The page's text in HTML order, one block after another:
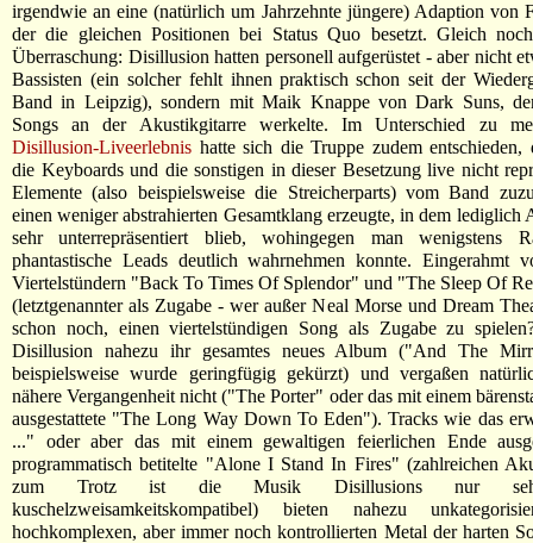
irgendwie an eine (natürlich um Jahrzehnte jüngere) Adaption von
der die gleichen Positionen bei Status Quo besetzt. Gleich
Überraschung: Disillusion hatten personell aufgerüstet - aber nicht
Bassisten (ein solcher fehlt ihnen praktisch schon seit der
Band in Leipzig), sondern mit Maik Knappe von Dark Suns,
Songs an der Akustikgitarre werkelte. Im Unterschied zu
Disillusion-Liveerlebnis hatte sich die Truppe zudem entschieden,
die Keyboards und die sonstigen in dieser Besetzung live nicht
Elemente (also beispielsweise die Streicherparts) vom Band
einen weniger abstrahierten Gesamtklang erzeugte, in dem lediglich
sehr unterrepräsentiert blieb, wohingegen man wenigstens
phantastische Leads deutlich wahrnehmen konnte. Eingerahmt
Viertelstündern "Back To Times Of Splendor" und "The Sleep Of
(letztgenannter als Zugabe - wer außer Neal Morse und Dream
schon noch, einen viertelstündigen Song als Zugabe zu
Disillusion nahezu ihr gesamtes neues Album ("And The
beispielsweise wurde geringfügig gekürzt) und vergaßen
nähere Vergangenheit nicht ("The Porter" oder das mit einem
ausgestattete "The Long Way Down To Eden"). Tracks wie das
..." oder aber das mit einem gewaltigen feierlichen Ende
programmatisch betitelte "Alone I Stand In Fires" (zahlreichen
zum Trotz ist die Musik Disillusions nur
kuschelzweisamkeitskompatibel) bieten nahezu
hochkomplexen, aber immer noch kontrollierten Metal der harten